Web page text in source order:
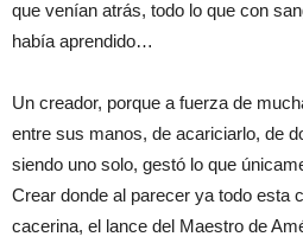
que venían atrás, todo lo que con
había aprendido…
Un creador, porque a fuerza de
entre sus manos, de acariciarlo, de
siendo uno solo, gestó lo que
Crear donde al parecer ya todo esta
cacerina, el lance del Maestro de